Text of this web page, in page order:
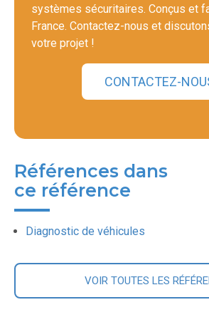
systèmes sécuritaires. Conçus et
France. Contactez-nous et
votre projet !
CONTACTEZ-
Références dans
ce référence
Diagnostic de véhicules
VOIR TOUTES LES